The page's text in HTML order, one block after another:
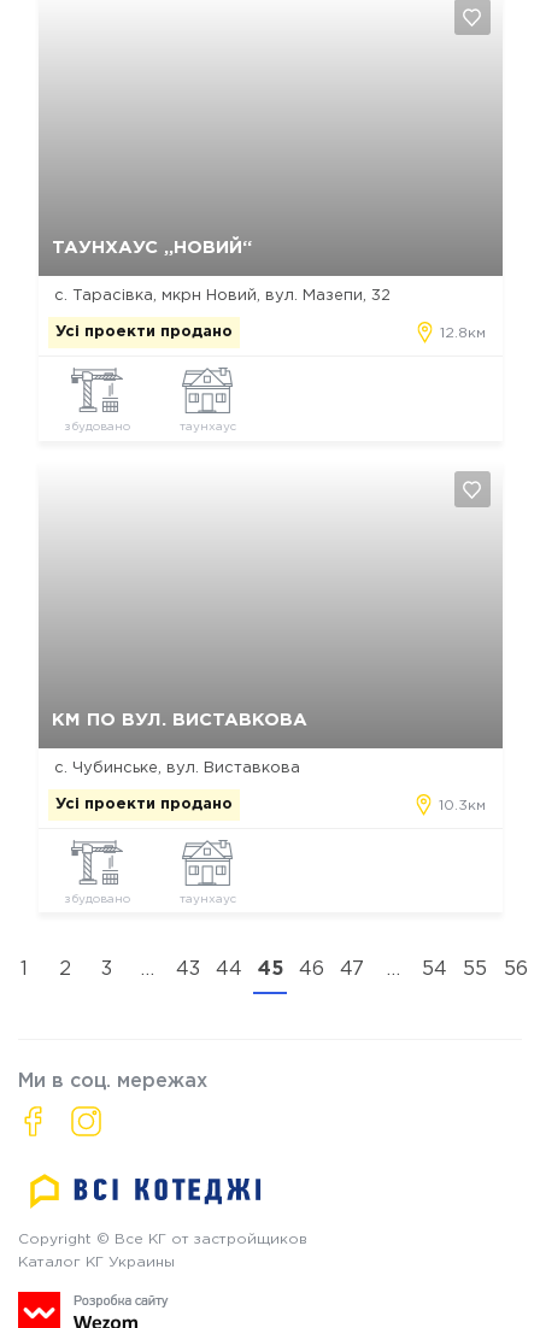
ТАУНХАУС „НОВИЙ“
с. Тарасівка, мкрн Новий, вул. Мазепи, 32
Усі проекти продано 12.8км
збудовано таунхаус
КМ ПО ВУЛ. ВИСТАВКОВА
с. Чубинське, вул. Виставкова
Усі проекти продано 10.3км
збудовано таунхаус
1 2 3 … 43 44 45 46 47 … 54 55 56
Ми в соц. мережах
Copyright © Все КГ от застройщиков
Каталог КГ Украины